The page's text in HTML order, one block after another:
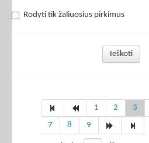
Rodyti tik žaliuosius pirkimus
Ieškoti
1 2 3
7
8 9